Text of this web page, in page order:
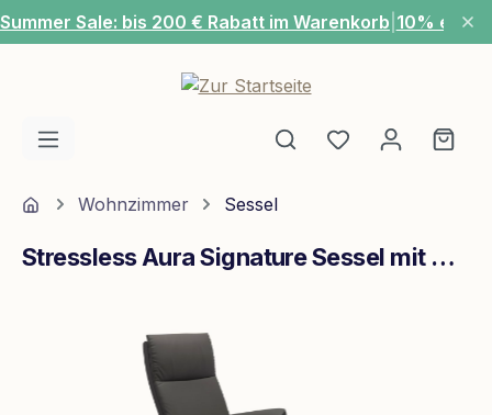
Zum Hauptinhalt springen
Summer Sale: bis 200 € Rabatt im Warenkorb 10% extra
Du hast 0
HomeWohnzimmer Sessel
Stressless Aura Signature Sessel mit Hocker M Leder Paloma Rock Grau Chrom